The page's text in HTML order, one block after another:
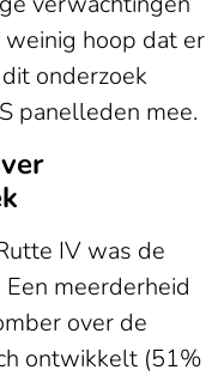
weinig hoop dat er
onderzoek
panelleden mee.
IV was de
meerderheid
over de
ontwikkelt (51%